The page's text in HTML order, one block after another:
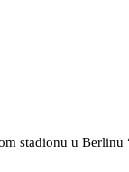
stadionu u